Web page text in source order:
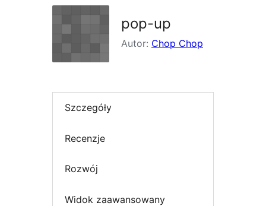
pop-up
Autor: Chop Chop
Szczegóły
Recenzje
Rozwój
Widok zaawansowany